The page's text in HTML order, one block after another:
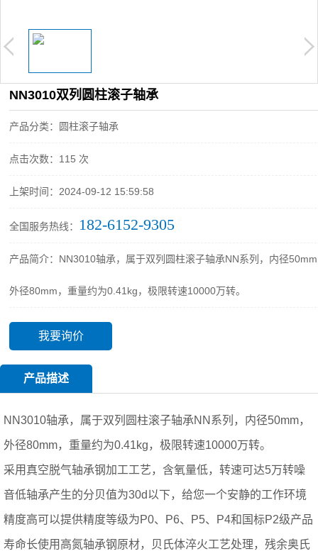
NN3010双列圆柱滚子轴承
产品分类：圆柱滚子轴承
点击次数： 115 次
上架时间：2024-09-12 15:59:58
全国服务热线： 182-6152-9305
产品简介：NN3010轴承，属于双列圆柱滚子轴承NN系列，内径
外径80mm，重量约为0.41kg，极限转速10000万转。
我要询价
产品描述
NN3010轴承，属于双列圆柱滚子轴承NN系列，内径50mm，
外径80mm，重量约为0.41kg，极限转速10000万转。
采用真空脱气轴承钢加工工艺，含氧量低，转速可达5万转噪
音低轴承产生的分贝值为30d以下，给您一个安静的工作环境
精度高可以提供精度等级为P0、P6、P5、P4和国标P2级产品
寿命长使用高氮轴承钢原材，贝氏体淬火工艺处理，残余奥氏